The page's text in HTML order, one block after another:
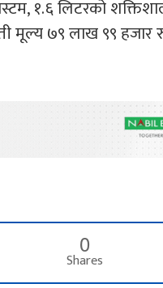
१.६ लिटरको
मूल्य ७९ लाख ९९ हजार
0
Shares